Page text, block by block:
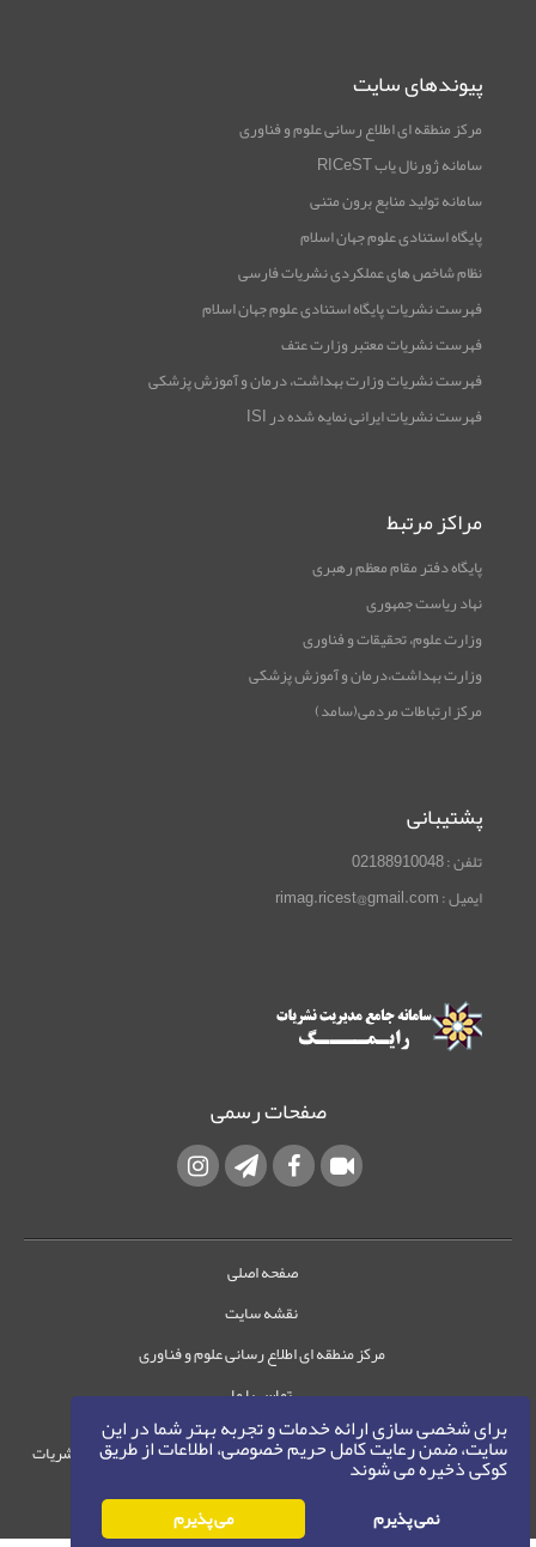
برای شخصی سازی ارائه خدمات و تجربه بهتر شما در این
سایت، ضمن رعایت کامل حریم خصوصی، اطلاعات از طریق
کوکی ذخیره می شوند
نمی پذیرم می پذیرم
پیوندهای سایت
مرکز منطقه ای اطلاع رسانی علوم و فناوری
سامانه ژورنال یاب RICeST
سامانه تولید منابع برون متنی
پایگاه استنادی علوم جهان اسلام
نظام شاخص های عملکردی نشریات فارسی
فهرست نشریات پایگاه استنادی علوم جهان اسلام
فهرست نشریات معتبر وزارت عتف
فهرست نشریات وزارت بهداشت، درمان و آموزش پزشکی
فهرست نشریات ایرانی نمایه شده در ISI
مراکز مرتبط
پایگاه دفتر مقام معظم رهبری
نهاد ریاست جمهوری
وزارت علوم، تحقیقات و فناوری
وزارت بهداشت،درمان و آموزش پزشکی
مرکز ارتباطات مردمی(سامد)
پشتیبانی
تلفن : 02188910048
ایمیل : rimag.ricest@gmail.com
صفحات رسمی
صفحه اصلی
نقشه سایت
مرکز منطقه ای اطلاع رسانی علوم و فناوری
تماس با ما
حقوق این وب‌سایت متعلق به سامانه مدیریت نشریات
حق نشر 1405-1396